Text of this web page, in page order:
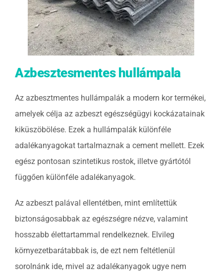
Azbesztesmentes hullámpala
Az azbesztmentes hullámpalák a modern kor termékei,
amelyek célja az azbeszt egészségügyi kockázatainak
kiküszöbölése. Ezek a hullámpalák különféle
adalékanyagokat tartalmaznak a cement mellett. Ezek
egész pontosan szintetikus rostok, illetve gyártótól
függően különféle adalékanyagok.
Az azbeszt palával ellentétben, mint említettük
biztonságosabbak az egészségre nézve, valamint
hosszabb élettartammal rendelkeznek. Elvileg
környezetbarátabbak is, de ezt nem feltétlenül
sorolnánk ide, mivel az adalékanyagok ugye nem